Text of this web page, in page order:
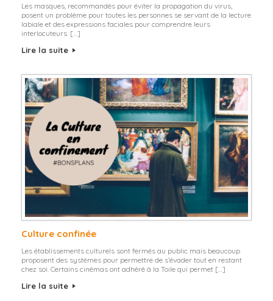
Les masques, recommandés pour éviter la propagation du virus,
posent un problème pour toutes les personnes se servant de la lecture
labiale et des expressions faciales pour comprendre leurs
interlocuteurs. […]
Lire la suite
Culture confinée
Les établissements culturels sont fermés au public mais beaucoup
proposent des systèmes pour permettre de s’évader tout en restant
chez soi. Certains cinémas ont adhéré à la Toile qui permet […]
Lire la suite